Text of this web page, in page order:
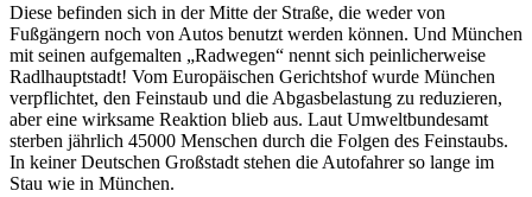
Diese befinden sich in der Mitte der Straße, die weder von
Fußgängern noch von Autos benutzt werden können. Und München
mit seinen aufgemalten „Radwegen“ nennt sich peinlicherweise
Radlhauptstadt! Vom Europäischen Gerichtshof wurde München
verpflichtet, den Feinstaub und die Abgasbelastung zu reduzieren,
aber eine wirksame Reaktion blieb aus. Laut Umweltbundesamt
sterben jährlich 45000 Menschen durch die Folgen des Feinstaubs.
In keiner Deutschen Großstadt stehen die Autofahrer so lange im
Stau wie in München.